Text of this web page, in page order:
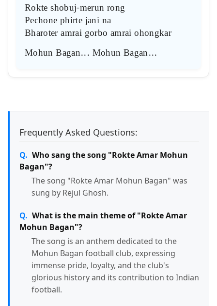
Rokte shobuj-merun rong
Pechone phirte jani na
Bharoter amrai gorbo amrai ohongkar
Mohun Bagan... Mohun Bagan...
Frequently Asked Questions:
Who sang the song "Rokte Amar Mohun
Bagan"?
The song "Rokte Amar Mohun Bagan" was
sung by Rejul Ghosh.
What is the main theme of "Rokte Amar
Mohun Bagan"?
The song is an anthem dedicated to the
Mohun Bagan football club, expressing
immense pride, loyalty, and the club's
glorious history and its contribution to Indian
football.